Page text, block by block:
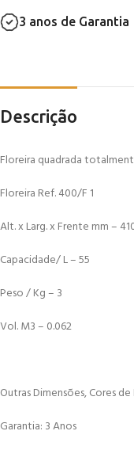
3 anos de Garantia
Descrição
Floreira quadrada
Floreira Ref. 400/F 1
Alt. x Larg. x Frente mm –
Capacidade/ L – 55
Peso / Kg – 3
Vol. M3 – 0.062
Outras Dimensões, Cores
Garantia: 3 Anos